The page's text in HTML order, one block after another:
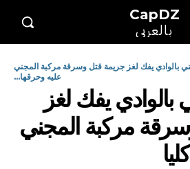
CapDZ
بالعربي
بالوادي يفك لغز جريمة قتل وسرقة مركبة المجني
عليه وحرقها...
بالوادي يفك لغز
مركبة المجني